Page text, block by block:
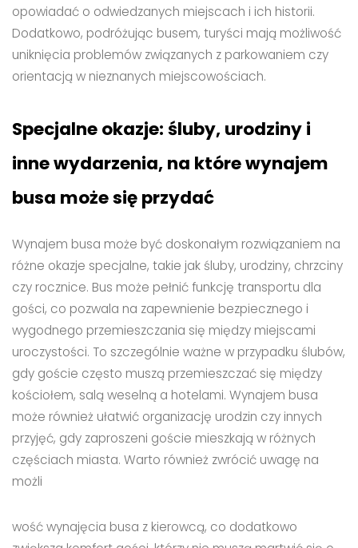
opowiadać o odwiedzanych miejscach i ich historii.
Dodatkowo, podróżując busem, turyści mają możliwość
uniknięcia problemów związanych z parkowaniem czy
orientacją w nieznanych miejscowościach.
Specjalne okazje: śluby, urodziny i
inne wydarzenia, na które wynajem
busa może się przydać
Wynajem busa może być doskonałym rozwiązaniem na
różne okazje specjalne, takie jak śluby, urodziny, chrzciny
czy rocznice. Bus może pełnić funkcję transportu dla
gości, co pozwala na zapewnienie bezpiecznego i
wygodnego przemieszczania się między miejscami
uroczystości. To szczególnie ważne w przypadku ślubów,
gdy goście często muszą przemieszczać się między
kościołem, salą weselną a hotelami. Wynajem busa
może również ułatwić organizację urodzin czy innych
przyjęć, gdy zaproszeni goście mieszkają w różnych
częściach miasta. Warto również zwrócić uwagę na
możli
wość wynajęcia busa z kierowcą, co dodatkowo